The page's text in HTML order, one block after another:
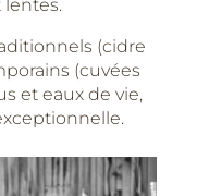
(cidre
(cuvées
et eaux de vie,